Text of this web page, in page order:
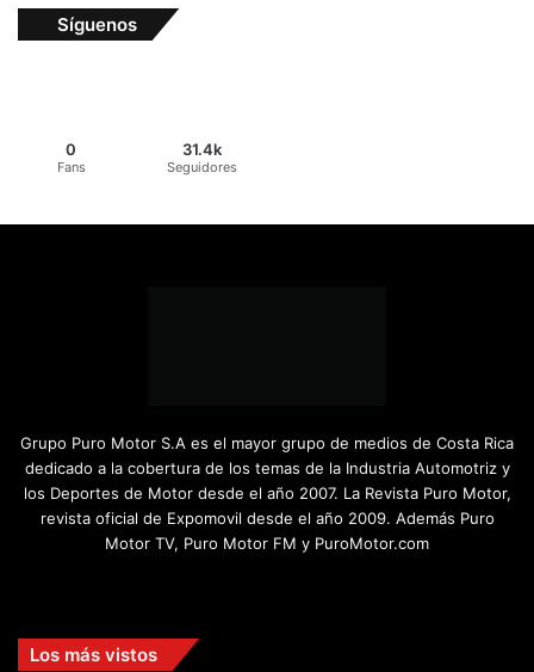
Síguenos
0
Fans
31.4k
Seguidores
Grupo Puro Motor S.A es el mayor grupo de medios de Costa Rica
dedicado a la cobertura de los temas de la Industria Automotriz y
los Deportes de Motor desde el año 2007. La Revista Puro Motor,
revista oficial de Expomovil desde el año 2009. Además Puro
Motor TV, Puro Motor FM y PuroMotor.com
Los más vistos